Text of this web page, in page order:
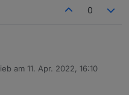
0
Bin nicht so fit mit Unix.
am 11. Apr. 2022, 16:10
editiert von